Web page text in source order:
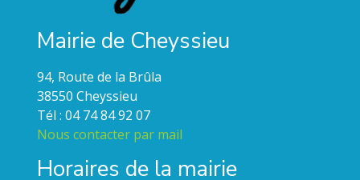
Mairie de Cheyssieu
94, Route de la Brûla
38550 Cheyssieu
Tél : 04 74 84 92 07
Nous contacter par mail
Horaires de la mairie